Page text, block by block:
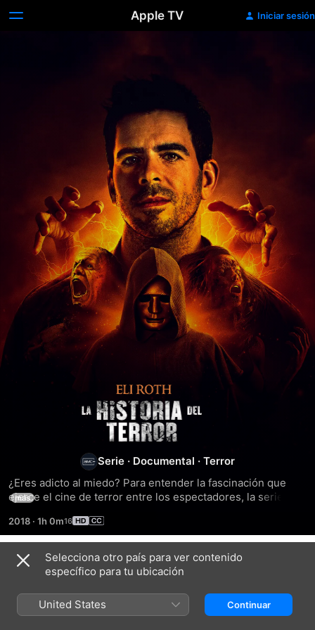
Apple TV Iniciar sesión
AMC
Visionaries:
Eli
Roth
–
La
historia
Serie · Documental · Terror
¿Eres adicto al miedo? Para entender la fascinación que
ejerce el cine de terror entre los espectadores, la serie
terror', reconstruye su historia con el testimonio de los más
grandes exponentes del género. A lo largo de 7 episodios,
Eli Roth, director de 'Cabin Fever' y 'Hostel', entrevista a
icónicos cineastas, actores, escritores, magos de
más
2018 · 1h 0m
Temporada 3
Selecciona otro país para ver contenido
específico para tu ubicación
United States Continuar